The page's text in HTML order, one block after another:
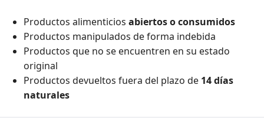
Productos alimenticios abiertos o consumidos
Productos manipulados de forma indebida
Productos que no se encuentren en su estado
original
Productos devueltos fuera del plazo de 14 días
naturales